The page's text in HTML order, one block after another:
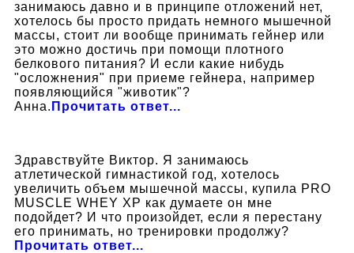
занимаюсь давно и в принципе отложений нет,
хотелось бы просто придать немного мышечной
массы, стоит ли вообще принимать гейнер или
это можно достичь при помощи плотного
белкового питания? И если какие нибудь
"осложнения" при приеме гейнера, например
появляющийся "животик"?
Анна. Прочитать ответ...
Здравствуйте Виктор. Я занимаюсь
атлетической гимнастикой год, хотелось
увеличить объем мышечной массы, купила PRO
MUSCLE WHEY XP как думаете он мне
подойдет? И что произойдет, если я перестану
его принимать, но тренировки продолжу?
Прочитать ответ...